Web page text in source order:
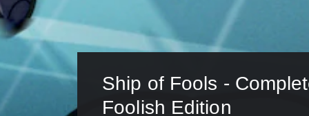
Ship of Fools -
Foolish Edition